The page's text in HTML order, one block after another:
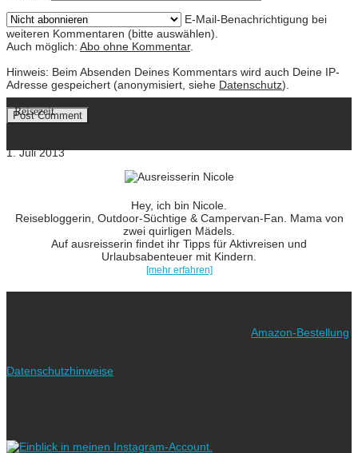
E-Mail-Benachrichtigung bei
weiteren Kommentaren (bitte auswählen).
Auch möglich: Abo ohne Kommentar.
Hinweis: Beim Absenden Deines Kommentars wird auch Deine IP-
Adresse gespeichert (anonymisiert, siehe Datenschutz).
Reisezeit
1. Juli 2013
Hey, ich bin Nicole.
Reisebloggerin, Outdoor-Süchtige & Campervan-Fan. Mama von
zwei quirligen Mädels.
Auf ausreisserin findet ihr Tipps für Aktivreisen und
Urlaubsabenteuer mit Kindern.
[mehr erfahren]
Amazon-Bestellung
Datenschutzhinweise